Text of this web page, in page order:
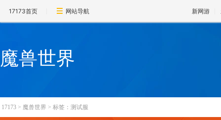
17173首页 网站导航 新网游
魔兽世界
17173 > 魔兽世界 > 标签：测试服